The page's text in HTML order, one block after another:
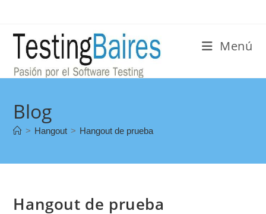
Menú
Blog
> Hangout > Hangout de prueba
Hangout de prueba